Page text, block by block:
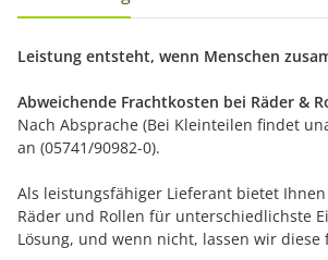
Leistung entsteht, wenn Menschen
Abweichende Frachtkosten bei Räder &
Nach Absprache (Bei Kleinteilen findet
an (05741/90982-0).
Als leistungsfähiger Lieferant bietet
Räder und Rollen für unterschiedlichste
Lösung, und wenn nicht, lassen wir diese